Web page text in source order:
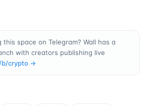
this space on Telegram? Wall has a
with creators publishing live
b/crypto →